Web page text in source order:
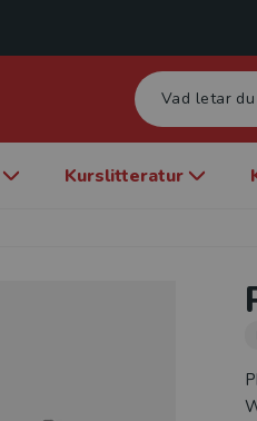
Kurslitteratur